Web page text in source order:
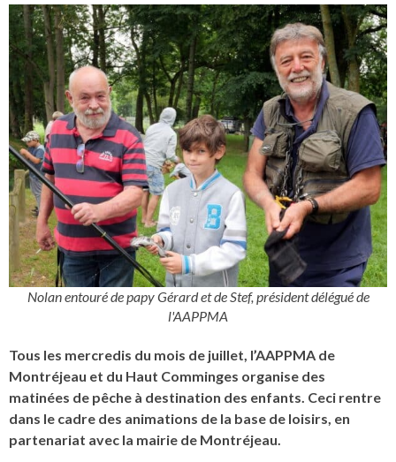
Nolan entouré de papy Gérard et de Stef, président délégué de
l'AAPPMA
Tous les mercredis du mois de juillet, l’AAPPMA de
Montréjeau et du Haut Comminges organise des
matinées de pêche à destination des enfants. Ceci rentre
dans le cadre des animations de la base de loisirs, en
partenariat avec la mairie de Montréjeau.